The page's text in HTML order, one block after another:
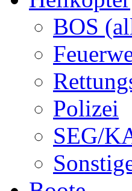
BOS
Polizei
SEG/